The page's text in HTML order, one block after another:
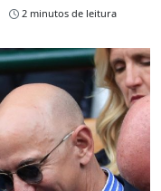
2 minutos de leitura